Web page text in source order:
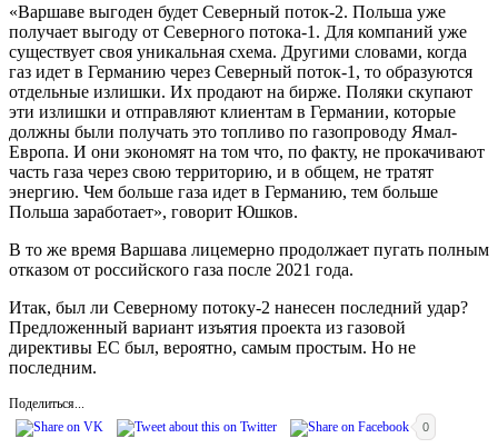
«Варшаве выгоден будет Северный поток-2. Польша уже
получает выгоду от Северного потока-1. Для компаний уже
существует своя уникальная схема. Другими словами, когда
газ идет в Германию через Северный поток-1, то образуются
отдельные излишки. Их продают на бирже. Поляки скупают
эти излишки и отправляют клиентам в Германии, которые
должны были получать это топливо по газопроводу Ямал-
Европа. И они экономят на том что, по факту, не прокачивают
часть газа через свою территорию, и в общем, не тратят
энергию. Чем больше газа идет в Германию, тем больше
Польша заработает», говорит Юшков.
В то же время Варшава лицемерно продолжает пугать полным
отказом от российского газа после 2021 года.
Итак, был ли Северному потоку-2 нанесен последний удар?
Предложенный вариант изъятия проекта из газовой
директивы ЕС был, вероятно, самым простым. Но не
последним.
Поделиться...
0